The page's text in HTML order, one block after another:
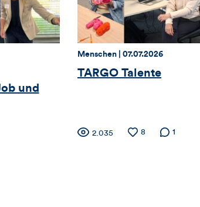
und
Thema:
Menschen | Datum:
07.07.2026
TARGO Talente
Zähler
Anzahl2.035
Anzahl
8
Anzahl der
1